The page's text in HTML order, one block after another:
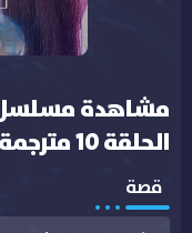
الحلقة 10 مترجمة
قصة